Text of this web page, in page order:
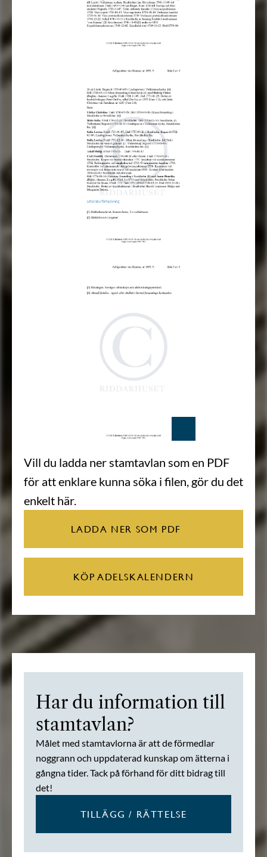
Vill du ladda ner stamtavlan som en PDF
för att enklare kunna söka i filen, gör du det
enkelt här.
LADDA NER SOM PDF
KÖP ADELSKALENDERN
Har du information till
stamtavlan?
Målet med stamtavlorna är att de förmedlar
noggrann och uppdaterad kunskap om ätterna i
gångna tider. Tack på förhand för ditt bidrag till
det!
TILLÄGG / RÄTTELSE